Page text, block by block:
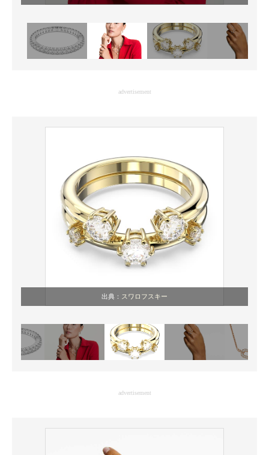
advertisement
出典： スワロフスキー
advertisement